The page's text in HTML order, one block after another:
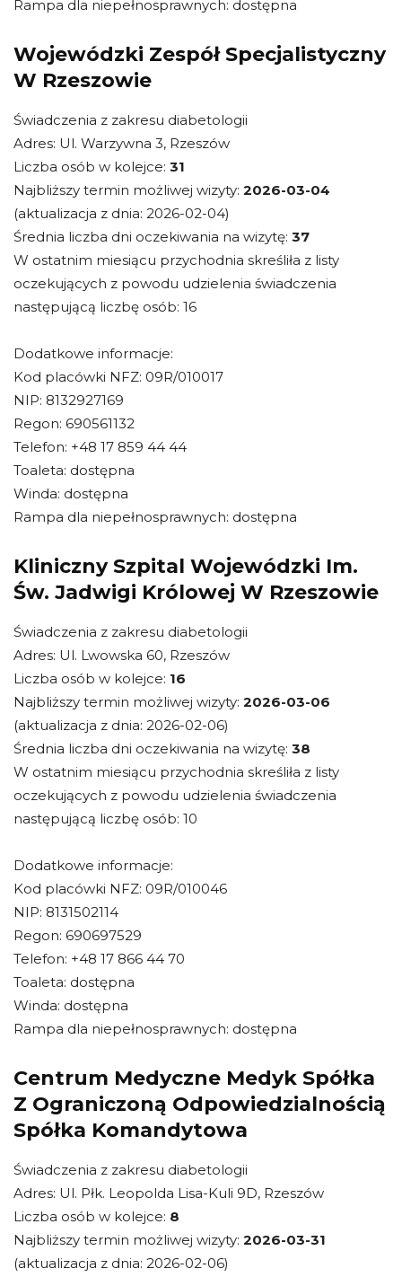
Rampa dla niepełnosprawnych: dostępna
Wojewódzki Zespół Specjalistyczny
W Rzeszowie
Świadczenia z zakresu diabetologii
Adres: Ul. Warzywna 3, Rzeszów
Liczba osób w kolejce: 31
Najbliższy termin możliwej wizyty: 2026-03-04
(aktualizacja z dnia: 2026-02-04)
Średnia liczba dni oczekiwania na wizytę: 37
W ostatnim miesiącu przychodnia skreśliła z listy
oczekujących z powodu udzielenia świadczenia
następującą liczbę osób: 16
Dodatkowe informacje:
Kod placówki NFZ: 09R/010017
NIP: 8132927169
Regon: 690561132
Telefon: +48 17 859 44 44
Toaleta: dostępna
Winda: dostępna
Rampa dla niepełnosprawnych: dostępna
Kliniczny Szpital Wojewódzki Im.
Św. Jadwigi Królowej W Rzeszowie
Świadczenia z zakresu diabetologii
Adres: Ul. Lwowska 60, Rzeszów
Liczba osób w kolejce: 16
Najbliższy termin możliwej wizyty: 2026-03-06
(aktualizacja z dnia: 2026-02-06)
Średnia liczba dni oczekiwania na wizytę: 38
W ostatnim miesiącu przychodnia skreśliła z listy
oczekujących z powodu udzielenia świadczenia
następującą liczbę osób: 10
Dodatkowe informacje:
Kod placówki NFZ: 09R/010046
NIP: 8131502114
Regon: 690697529
Telefon: +48 17 866 44 70
Toaleta: dostępna
Winda: dostępna
Rampa dla niepełnosprawnych: dostępna
Centrum Medyczne Medyk Spółka
Z Ograniczoną Odpowiedzialnością
Spółka Komandytowa
Świadczenia z zakresu diabetologii
Adres: Ul. Płk. Leopolda Lisa-Kuli 9D, Rzeszów
Liczba osób w kolejce: 8
Najbliższy termin możliwej wizyty: 2026-03-31
(aktualizacja z dnia: 2026-02-06)